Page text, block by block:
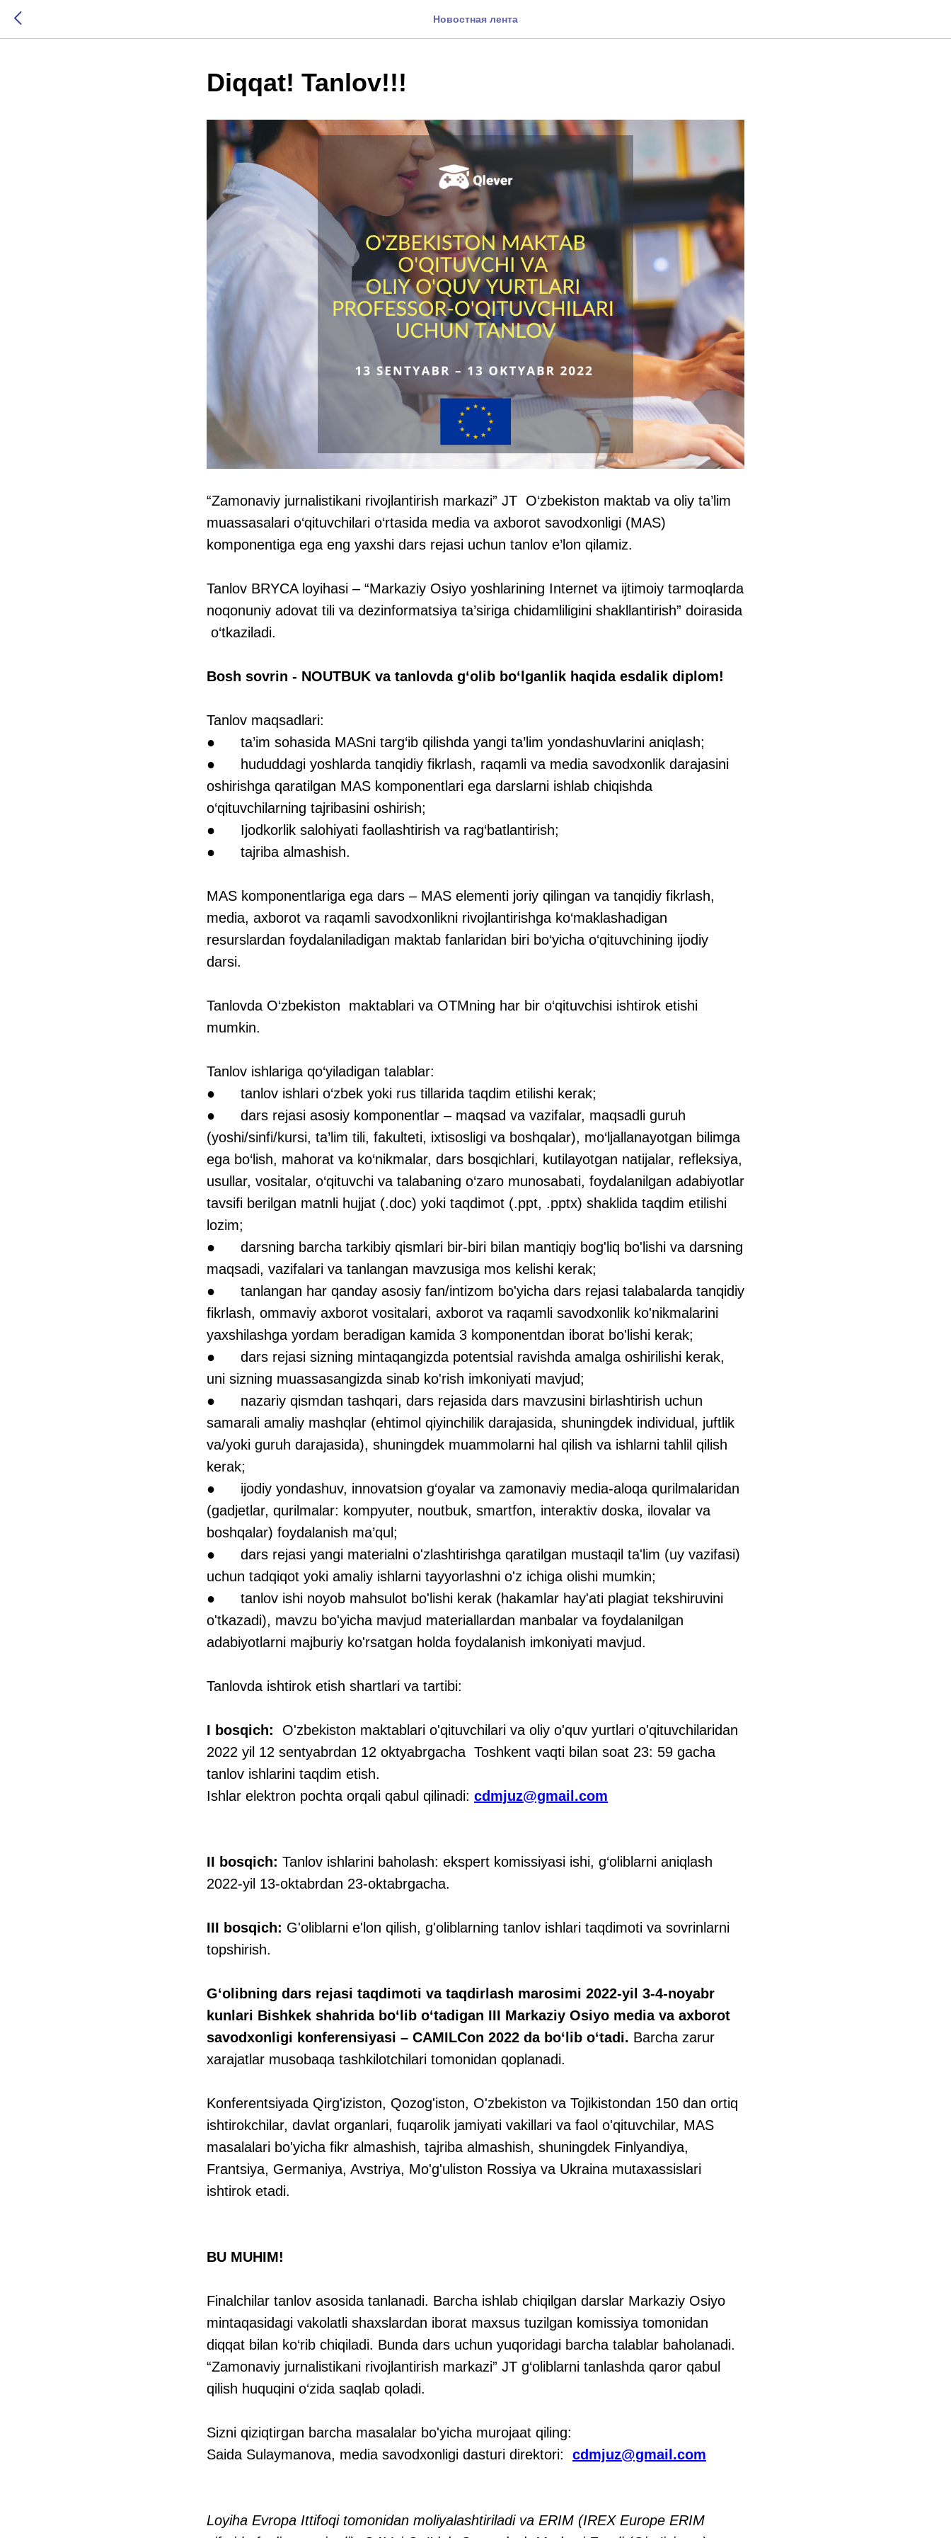
Новостная лента
Diqqat! Tanlov!!!
“Zamonaviy jurnalistikani rivojlantirish markazi” JT O‘zbekiston maktab va oliy ta’lim
muassasalari o‘qituvchilari o‘rtasida media va axborot savodxonligi (MAS)
komponentiga ega eng yaxshi dars rejasi uchun tanlov e’lon qilamiz.
Tanlov BRYCA loyihasi – “Markaziy Osiyo yoshlarining Internet va ijtimoiy tarmoqlarda
noqonuniy adovat tili va dezinformatsiya ta’siriga chidamliligini shakllantirish” doirasida
o‘tkaziladi.
Bosh sovrin - NOUTBUK va tanlovda g‘olib bo‘lganlik haqida esdalik diplom!
Tanlov maqsadlari:
● ta’im sohasida MASni targ‘ib qilishda yangi ta’lim yondashuvlarini aniqlash;
● hududdagi yoshlarda tanqidiy fikrlash, raqamli va media savodxonlik darajasini
oshirishga qaratilgan MAS komponentlari ega darslarni ishlab chiqishda
o‘qituvchilarning tajribasini oshirish;
● Ijodkorlik salohiyati faollashtirish va rag‘batlantirish;
● tajriba almashish.
MAS komponentlariga ega dars – MAS elementi joriy qilingan va tanqidiy fikrlash,
media, axborot va raqamli savodxonlikni rivojlantirishga ko‘maklashadigan
resurslardan foydalaniladigan maktab fanlaridan biri bo‘yicha o‘qituvchining ijodiy
darsi.
Tanlovda O‘zbekiston
maktablari va OTMning har bir o‘qituvchisi ishtirok etishi
mumkin.
Tanlov ishlariga qo‘yiladigan talablar:
● tanlov ishlari o‘zbek yoki rus tillarida taqdim etilishi kerak;
● dars rejasi asosiy komponentlar – maqsad va vazifalar, maqsadli guruh
(yoshi/sinfi/kursi, ta’lim tili, fakulteti, ixtisosligi va boshqalar), mo‘ljallanayotgan bilimga
ega bo‘lish, mahorat va ko‘nikmalar, dars bosqichlari, kutilayotgan natijalar, refleksiya,
usullar, vositalar, o‘qituvchi va talabaning o‘zaro munosabati, foydalanilgan adabiyotlar
tavsifi berilgan matnli hujjat (.doc) yoki taqdimot (.ppt, .pptx) shaklida taqdim etilishi
lozim;
● darsning barcha tarkibiy qismlari bir-biri bilan mantiqiy bog'liq bo'lishi va darsning
maqsadi, vazifalari va tanlangan mavzusiga mos kelishi kerak;
● tanlangan har qanday asosiy fan/intizom bo'yicha dars rejasi talabalarda tanqidiy
fikrlash, ommaviy axborot vositalari, axborot va raqamli savodxonlik ko'nikmalarini
yaxshilashga yordam beradigan kamida 3 komponentdan iborat bo'lishi kerak;
● dars rejasi sizning mintaqangizda potentsial ravishda amalga oshirilishi kerak,
uni sizning muassasangizda sinab ko'rish imkoniyati mavjud;
● nazariy qismdan tashqari, dars rejasida dars mavzusini birlashtirish uchun
samarali amaliy mashqlar (ehtimol qiyinchilik darajasida, shuningdek individual, juftlik
va/yoki guruh darajasida), shuningdek muammolarni hal qilish va ishlarni tahlil qilish
kerak;
● ijodiy yondashuv, innovatsion g‘oyalar va zamonaviy media-aloqa qurilmalaridan
(gadjetlar, qurilmalar: kompyuter, noutbuk, smartfon, interaktiv doska, ilovalar va
boshqalar) foydalanish ma’qul;
● dars rejasi yangi materialni o'zlashtirishga qaratilgan mustaqil ta'lim (uy vazifasi)
uchun tadqiqot yoki amaliy ishlarni tayyorlashni o'z ichiga olishi mumkin;
● tanlov ishi noyob mahsulot bo'lishi kerak (hakamlar hay'ati plagiat tekshiruvini
o'tkazadi), mavzu bo'yicha mavjud materiallardan manbalar va foydalanilgan
adabiyotlarni majburiy ko'rsatgan holda foydalanish imkoniyati mavjud.
Tanlovda ishtirok etish shartlari va tartibi:
I bosqich: O'zbekiston maktablari o'qituvchilari va oliy o'quv yurtlari o'qituvchilaridan
2022 yil 12 sentyabrdan 12 oktyabrgacha Toshkent vaqti bilan soat 23: 59 gacha
tanlov ishlarini taqdim etish.
Ishlar elektron pochta orqali qabul qilinadi: cdmjuz@gmail.com
II bosqich: Tanlov ishlarini baholash: ekspert komissiyasi ishi, g‘oliblarni aniqlash
2022-yil 13-oktabrdan 23-oktabrgacha.
III bosqich: G'oliblarni e'lon qilish, g'oliblarning tanlov ishlari taqdimoti va sovrinlarni
topshirish.
G‘olibning dars rejasi taqdimoti va taqdirlash marosimi 2022-yil 3-4-noyabr
kunlari Bishkek shahrida bo‘lib o‘tadigan III Markaziy Osiyo media va axborot
savodxonligi konferensiyasi – CAMILCon 2022 da bo‘lib o‘tadi. Barcha zarur
xarajatlar musobaqa tashkilotchilari tomonidan qoplanadi.
Konferentsiyada Qirg'iziston, Qozog'iston, O'zbekiston va Tojikistondan 150 dan ortiq
ishtirokchilar, davlat organlari, fuqarolik jamiyati vakillari va faol o'qituvchilar, MAS
masalalari bo'yicha fikr almashish, tajriba almashish, shuningdek Finlyandiya,
Frantsiya, Germaniya, Avstriya, Mo'g'uliston Rossiya va Ukraina mutaxassislari
ishtirok etadi.
BU MUHIM!
Finalchilar tanlov asosida tanlanadi. Barcha ishlab chiqilgan darslar Markaziy Osiyo
mintaqasidagi vakolatli shaxslardan iborat maxsus tuzilgan komissiya tomonidan
diqqat bilan ko‘rib chiqiladi. Bunda dars uchun yuqoridagi barcha talablar baholanadi.
“Zamonaviy jurnalistikani rivojlantirish markazi” JT g‘oliblarni tanlashda qaror qabul
qilish huquqini o‘zida saqlab qoladi.
Sizni qiziqtirgan barcha masalalar bo'yicha murojaat qiling:
Saida Sulaymanova, media savodxonligi dasturi direktori:
cdmjuz@gmail.com
Loyiha Evropa Ittifoqi tomonidan moliyalashtiriladi va ERIM (IREX Europe ERIM